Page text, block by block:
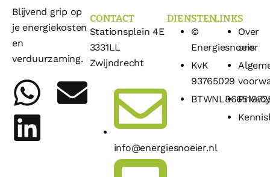
Blijvend grip op
je energiekosten
en
verduurzaming.
CONTACT
Stationsplein 4E
3331LL
Zwijndrecht
info@energiesnoeier.nl
DIENSTEN
©
Energiesnoeier
KvK
93765029
LINKS
Over
ons